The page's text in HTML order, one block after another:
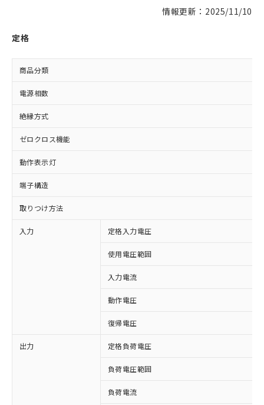
情報更新：2025/11/10
定格
商品分類
電源相数
絶縁方式
ゼロクロス機能
動作表示灯
端子構造
取りつけ方法
入力 定格入力電圧
使用電圧範囲
入力電流
動作電圧
復帰電圧
出力 定格負荷電圧
負荷電圧範囲
負荷電流
非含有に対応した製品が提供可能な商品で